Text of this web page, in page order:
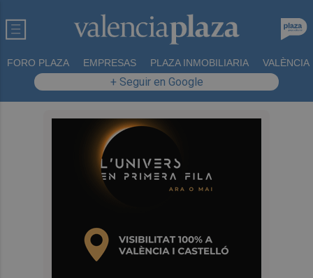
FORO PLAZA EMPRESAS PLAZA INMOBILIARIA VALÈNCIA
+ Seguir en Google